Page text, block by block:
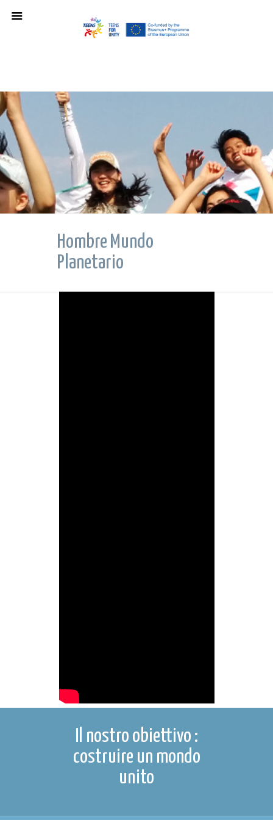
Hombre Mundo
Planetario
Il nostro obiettivo :
costruire un mondo
unito